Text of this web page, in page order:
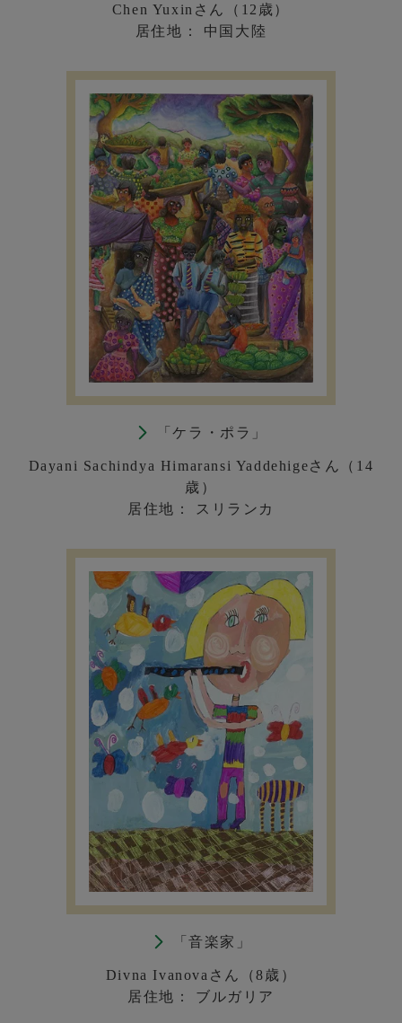
Chen Yuxinさん（12歳）
居住地： 中国大陸
「ケラ・ポラ」
Dayani Sachindya Himaransi Yaddehigeさん（14
歳）
居住地： スリランカ
「音楽家」
Divna Ivanovaさん（8歳）
居住地： ブルガリア